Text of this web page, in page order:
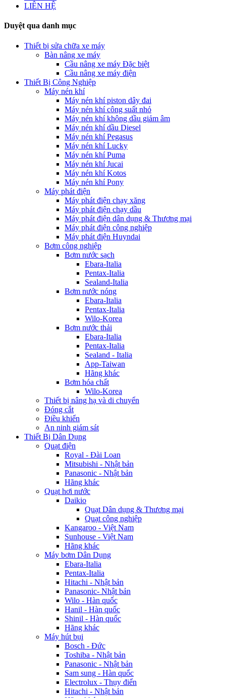
LIÊN HỆ
Duyệt qua danh mục
Thiết bị sửa chữa xe máy
Bàn nâng xe máy
Cầu nâng xe máy Đặc biệt
Cầu nâng xe máy điện
Thiết Bị Công Nghiệp
Máy nén khí
Máy nén khí piston dây đai
Máy nén khí công suất nhỏ
Máy nén khí không dầu giảm âm
Máy nén khí dầu Diesel
Máy nén khí Pegasus
Máy nén khí Lucky
Máy nén khí Puma
Máy nén khí Jucai
Máy nén khí Kotos
Máy nén khí Pony
Máy phát điện
Máy phát điện chạy xăng
Máy phát điện chạy dầu
Máy phát điện dân dụng & Thương mại
Máy phát điện công nghiệp
Máy phát điện Huyndai
Bơm công nghiệp
Bơm nước sạch
Ebara-Italia
Pentax-Italia
Sealand-Italia
Bơm nước nóng
Ebara-Italia
Pentax-Italia
Wilo-Korea
Bơm nước thải
Ebara-Italia
Pentax-Italia
Sealand - Italia
App-Taiwan
Hãng khác
Bơm hóa chất
Wilo-Korea
Thiết bị nâng hạ và di chuyển
Đóng cắt
Điều khiển
An ninh giám sát
Thiết Bị Dân Dụng
Quạt điện
Royal - Đài Loan
Mitsubishi - Nhật bản
Panasonic - Nhật bản
Hãng khác
Quạt hơi nước
Daikio
Quạt Dân dụng & Thương mại
Quạt công nghiệp
Kangaroo - Việt Nam
Sunhouse - Việt Nam
Hãng khác
Máy bơm Dân Dụng
Ebara-Italia
Pentax-Italia
Hitachi - Nhật bản
Panasonic- Nhật bản
Wilo - Hàn quốc
Hanil - Hàn quốc
Shinil - Hàn quốc
Hãng khác
Máy hút bụi
Bosch - Đức
Toshiba - Nhật bản
Panasonic - Nhật bản
Sam sung - Hàn quốc
Electrolux - Thụy điển
Hitachi - Nhật bản